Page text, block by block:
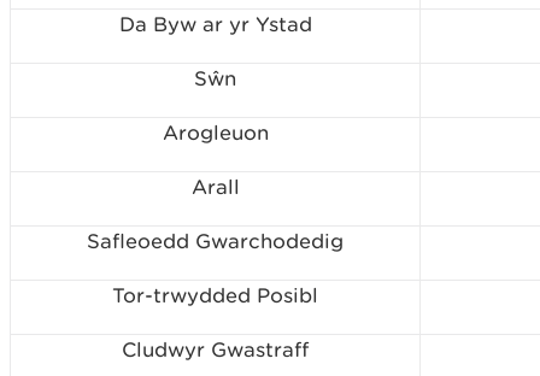
Da Byw ar yr Ystad
Sŵn
Arogleuon
Arall
Safleoedd Gwarchodedig
Tor-trwydded Posibl
Cludwyr Gwastraff